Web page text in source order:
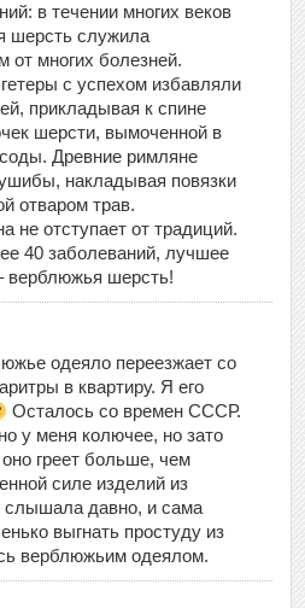
в течении многих веков
шерсть служила
от многих болезней.
с успехом избавляли
прикладывая к спине
шерсти, вымоченной в
Древние римляне
накладывая повязки
отваром трав.
не отступает от традиций.
40 заболеваний, лучшее
верблюжья шерсть!
одеяло переезжает со
в квартиру. Я его
Осталось со времен СССР.
у меня колючее, но зато
греет больше, чем
силе изделий из
давно, и сама
выгнать простуду из
верблюжьим одеялом.